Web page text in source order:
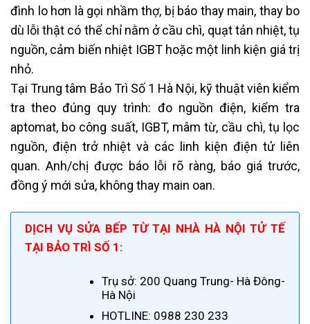
đình lo hơn là gọi nhầm thợ, bị báo thay main, thay bo
dù lỗi thật có thể chỉ nằm ở cầu chì, quạt tản nhiệt, tụ
nguồn, cảm biến nhiệt IGBT hoặc một linh kiện giá trị
nhỏ.
Tại Trung tâm Bảo Trì Số 1 Hà Nội, kỹ thuật viên kiểm
tra theo đúng quy trình: đo nguồn điện, kiểm tra
aptomat, bo công suất, IGBT, mâm từ, cầu chì, tụ lọc
nguồn, điện trở nhiệt và các linh kiện điện tử liên
quan. Anh/chị được báo lỗi rõ ràng, báo giá trước,
đồng ý mới sửa, không thay main oan.
DỊCH VỤ SỬA BẾP TỪ TẠI NHÀ HÀ NỘI TỬ TẾ
TẠI BẢO TRÌ SỐ 1 :
Trụ sở: 200 Quang Trung- Hà Đông-
Hà Nội
HOTLINE: 0988 230 233